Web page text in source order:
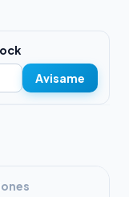
Avisame